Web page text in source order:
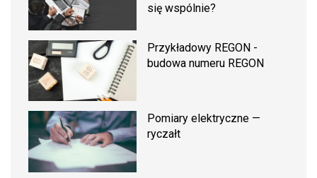
się wspólnie?
Przykładowy REGON -
budowa numeru REGON
Pomiary elektryczne —
ryczałt